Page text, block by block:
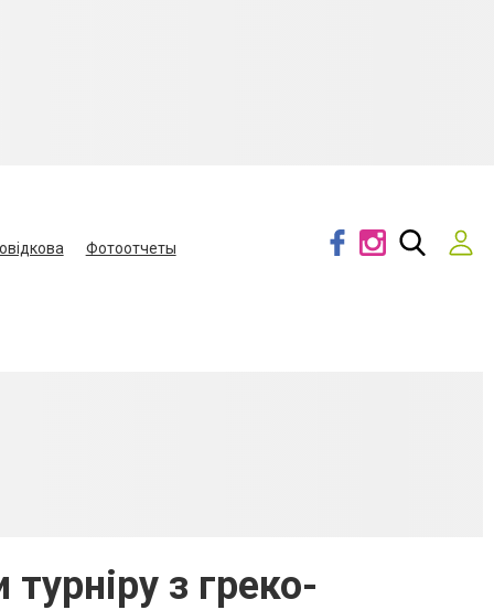
Фотоотчеты
з греко-